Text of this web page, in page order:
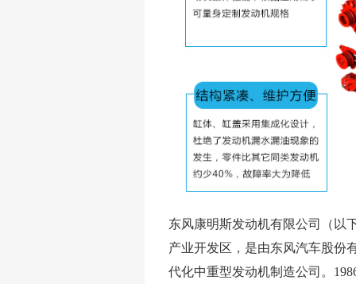
东风康明斯发动机有限公司（以
产业开发区，是由东风汽车股份
代化中重型发动机制造公司。